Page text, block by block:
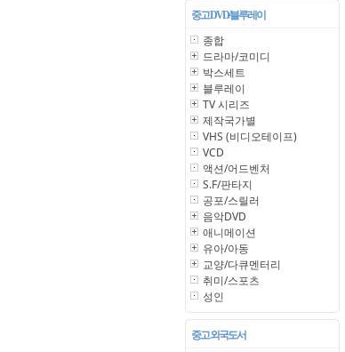
중고 DVD/블루레이
종합
드라마/코미디
박스세트
블루레이
TV 시리즈
제작국가별
VHS (비디오테이프)
VCD
액션/어드벤처
S.F/판타지
공포/스릴러
음악DVD
애니메이션
유아/아동
교양/다큐멘터리
취미/스포츠
성인
중고 외국도서